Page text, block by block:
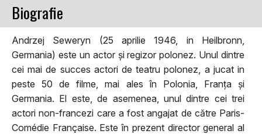
Biografie
Andrzej Seweryn (25 aprilie 1946, in Heilbronn,
Germania) este un actor și regizor polonez. Unul dintre
cei mai de succes actori de teatru polonez, a jucat in
peste 50 de filme, mai ales în Polonia, Franța și
Germania. El este, de asemenea, unul dintre cei trei
actori non-francezi care a fost angajat de către Paris-
Comédie Française. Este în prezent director general al